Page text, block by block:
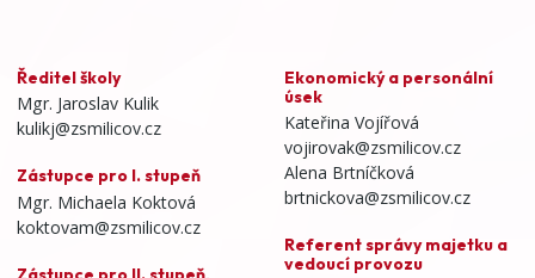
Ředitel školy
Mgr. Jaroslav Kulik
kulikj@zsmilicov.cz
Zástupce pro I. stupeň
Mgr. Michaela Koktová
koktovam@zsmilicov.cz
Ekonomický a personální
úsek
Kateřina Vojířová
vojirovak@zsmilicov.cz
Alena Brtníčková
brtnickova@zsmilicov.cz
Referent správy majetku a
vedoucí provozu